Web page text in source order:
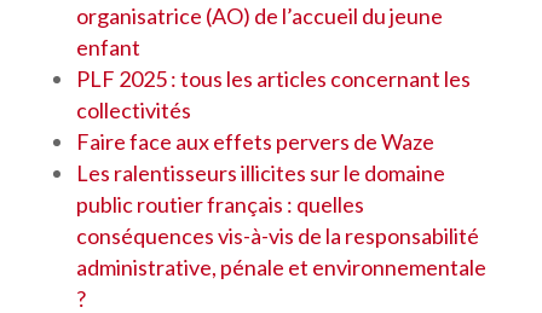
organisatrice (AO) de l’accueil du jeune
enfant
PLF 2025 : tous les articles concernant les
collectivités
Faire face aux effets pervers de Waze
Les ralentisseurs illicites sur le domaine
public routier français : quelles
conséquences vis-à-vis de la responsabilité
administrative, pénale et environnementale
?